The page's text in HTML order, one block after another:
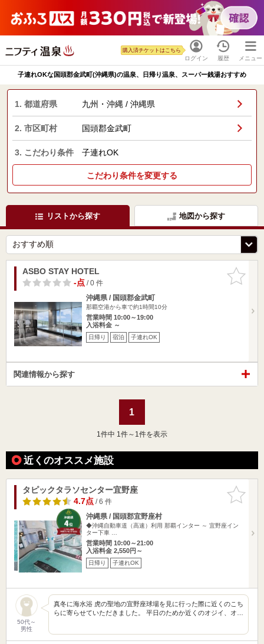
ログイン
購入済チケットはこちら
履歴 メニュー
子連れOKな国頭郡金武町(沖縄県)の温泉、日帰り温泉、スーパー銭湯おすすめ
1. 都道府県 九州・沖縄 / 沖縄県
2. 市区町村 国頭郡金武町
3. こだわり条件 子連れOK
こだわり条件を変更する
リストから探す 地図から探す
お気に入
りに追加
ASBO STAY HOTEL
-点/ 0 件
沖縄県 / 国頭郡金武町
那覇空港から車で約1時間10分
営業時間 10:00～19:00
入浴料金 ～
日帰り 宿泊 子連れOK
関連情報から探す
1
1 件中 1件～1件を表示
近くのオススメ施設
お気に入
りに追加
タピックタラソセンター宜野座
4.7点/ 6 件
沖縄県 / 国頭郡宜野座村
◆沖縄自動車道（高速）利用 那覇インター ～ 宜野座イン
ター下車 …
営業時間 10:00～21:00
入浴料金 2,550円～
日帰り 子連れOK
50代～
男性
真冬に海水浴 虎の聖地の宜野座球場を見に行った際に近くのこち
らに寄らせていただきました。 平日のためか近くのオジイ、オ…